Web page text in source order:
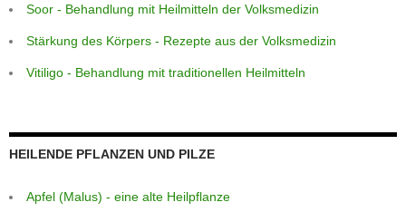
Soor - Behandlung mit Heilmitteln der Volksmedizin
Stärkung des Körpers - Rezepte aus der Volksmedizin
Vitiligo - Behandlung mit traditionellen Heilmitteln
HEILENDE PFLANZEN UND PILZE
Apfel (Malus) - eine alte Heilpflanze